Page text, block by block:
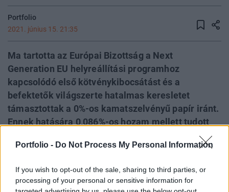
Portfolio - Do Not Process My Personal Information
If you wish to opt-out of the sale, sharing to third parties, or
processing of your personal or sensitive information for
Portfolio
2021. június 15. 21:35
Ma tartotta az Európai Bizottság a Next
Generation EU helyreállítási programhoz
kapcsolódó első kötvénykibocsátást és a
befektetők világszerte hatalmas keresletet
támasztottak a 0%-os kamatszelvényű papír iránt.
Ennek hatására 0,086%-os hozam mellett tudott
kibocsátani 20 milliárd eurónyi kötvényt a testület,
amiből majd a tagállamok az első finanszírozási
jóváhagyják a fejlesztési tervüket. A mai volt
Európában a valaha lebonyolított legnagyobb